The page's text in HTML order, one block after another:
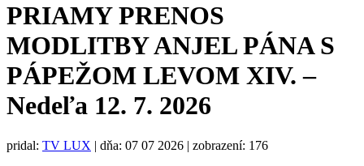
PRIAMY PRENOS
MODLITBY ANJEL PÁNA S
PÁPEŽOM LEVOM XIV. –
Nedeľa 12. 7. 2026
pridal: TV LUX | dňa: 07 07 2026 | zobrazení: 176